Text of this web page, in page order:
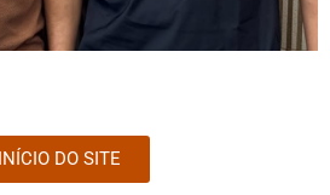
INÍCIO DO SITE